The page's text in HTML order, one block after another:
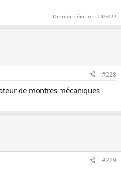
Dernière édition: 24/5/22
#228
de montres mécaniques
#229